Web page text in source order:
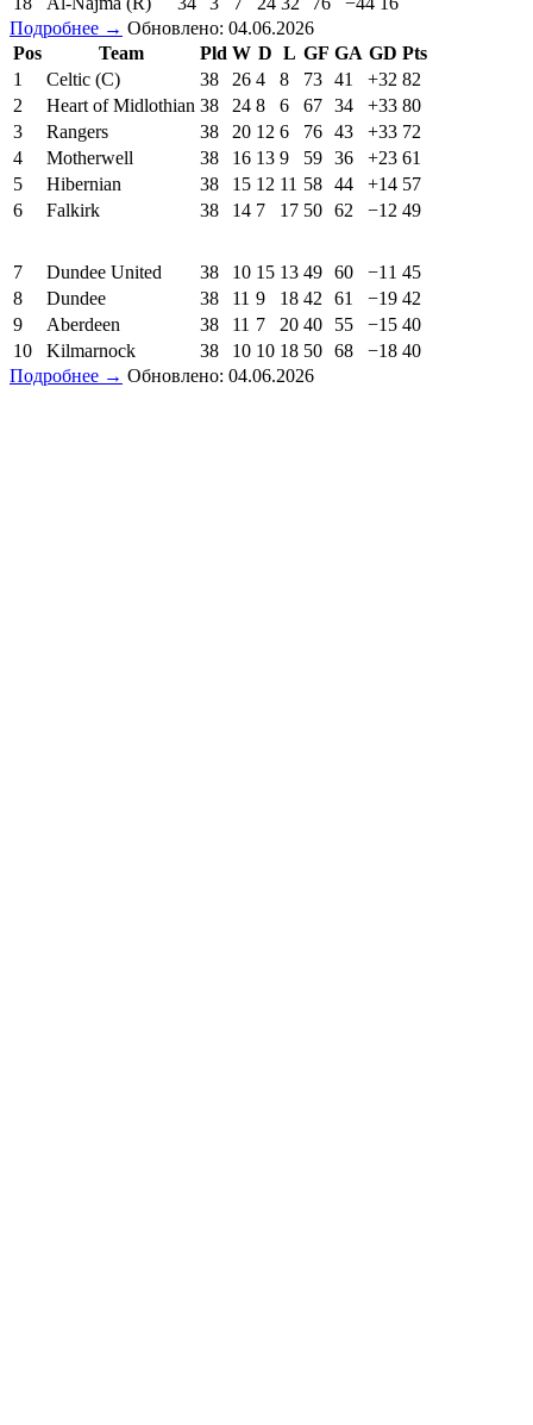
Подробнее → Обновлено: 04.06.2026
Pos
Team Pld W D L GF GA GD Pts
1
Celtic (C) 38 26 4 8 73 41 +32 82
2
Heart of Midlothian 38 24 8 6 67 34 +33 80
3
Rangers 38 20 12 6 76 43 +33 72
4
Motherwell 38 16 13 9 59 36 +23 61
5
Hibernian 38 15 12 11 58 44 +14 57
6
Falkirk 38 14 7 17 50 62 −12 49
7 Dundee United 38 10 15 13 49 60 −11 45
8
Dundee 38 11 9 18 42 61 −19 42
9
Aberdeen 38 11 7 20 40 55 −15 40
10
Kilmarnock 38 10 10 18 50 68 −18 40
Подробнее → Обновлено: 04.06.2026